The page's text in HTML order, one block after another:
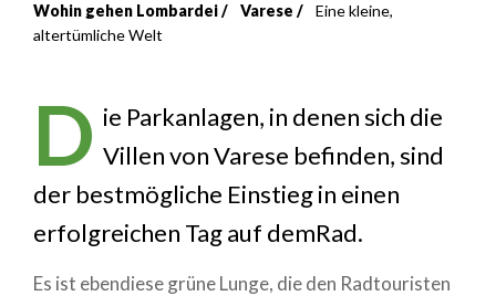
Breadcrumb
Wohin gehen Lombardei Varese
Eine kleine,
altertümliche Welt
D ie Parkanlagen, in denen sich die
Villen von Varese befinden, sind
der bestmögliche Einstieg in einen
erfolgreichen Tag auf demRad.
Es ist ebendiese grüne Lunge, die den Radtouristen